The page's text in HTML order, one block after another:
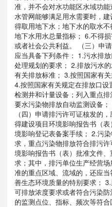
准，并不会对水功能区水域功
水管网能够满足用水需要时，
得取用地下水；地下水的取水
地下水用水总量指标； 6.不得
或者社会公共利益。 （三）申
应当具备下列条件： 1.污水排
处理规划的要求； 2.排放污水
有关排放标准； 3.按照国家有
4.按照国家有关规定在排放口
检测井和计量设备；列入重点
要水污染物排放自动监测设备；
（四）申请排污许可证核发的
得建设项目环境影响报告书（
境影响登记表备案手续； 2.污
求，重点污染物排放符合排污
境影响报告书（表）批准文件
求；其中，排污单位生产经营
准的重点区域、流域的，还应
善生态环境质量的特别要求；
可排放浓度要求或者符合污染
的监测点位、指标、频次等符合